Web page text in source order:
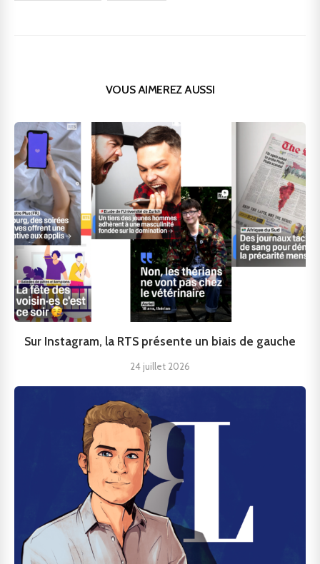
VOUS AIMEREZ AUSSI
Sur Instagram, la RTS présente un biais de gauche
24 juillet 2026